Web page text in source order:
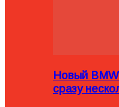
Новый BMW
сразу